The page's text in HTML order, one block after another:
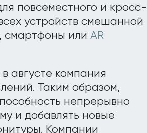
повсеместного и кросс-
устройств смешанной
смартфоны или AR
августе компания
Таким образом,
непрерывно
и добавлять новые
Компании